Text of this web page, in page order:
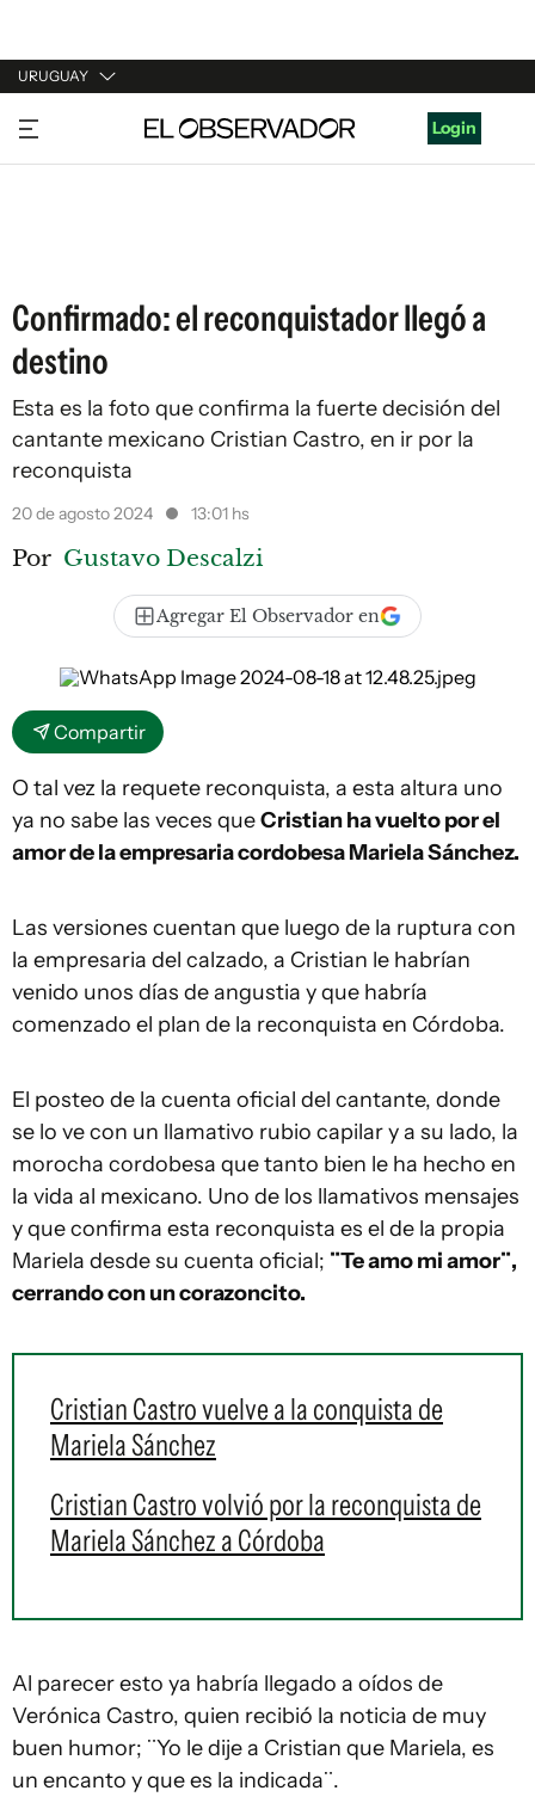
URUGUAY
URUGUAY
ARGENTINA
Login
Confirmado: el reconquistador llegó a
destino
Esta es la foto que confirma la fuerte decisión del
cantante mexicano Cristian Castro, en ir por la
reconquista
20 de agosto 2024 13:01 hs
Por Gustavo Descalzi
Agregar El Observador en
Compartir
O tal vez la requete reconquista, a esta altura uno
ya no sabe las veces queCristian ha vuelto por el
amor de la empresaria cordobesa Mariela Sánchez.
Las versiones cuentan que luego de la ruptura con
la empresaria del calzado, a Cristian le habrían
venido unos días de angustia y que habría
comenzado el plan de la reconquista en Córdoba.
El posteo de la cuenta oficial del cantante, donde
se lo ve con un llamativo rubio capilar y a su lado, la
morocha cordobesa que tanto bien le ha hecho en
la vida al mexicano. Uno de los llamativos mensajes
y que confirma esta reconquista es el de la propia
Mariela desde su cuenta oficial; ¨Te amo mi amor¨,
cerrando con un corazoncito.
Cristian Castro vuelve a la conquista de
Mariela Sánchez
Cristian Castro volvió por la reconquista de
Mariela Sánchez a Córdoba
Al parecer esto ya habría llegado a oídos de
Verónica Castro, quien recibió la noticia de muy
buen humor; ¨Yo le dije a Cristian que Mariela, es
un encanto y que es la indicada¨.